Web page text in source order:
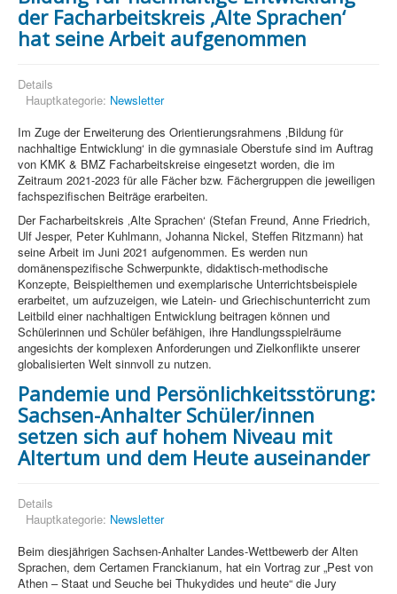
der Facharbeitskreis ‚Alte Sprachen‘
hat seine Arbeit aufgenommen
Details
Hauptkategorie: Newsletter
Im Zuge der Erweiterung des Orientierungsrahmens ‚Bildung für
nachhaltige Entwicklung‘ in die gymnasiale Oberstufe sind im Auftrag
von KMK & BMZ Facharbeitskreise eingesetzt worden, die im
Zeitraum 2021-2023 für alle Fächer bzw. Fächergruppen die jeweiligen
fachspezifischen Beiträge erarbeiten.
Der Facharbeitskreis ‚Alte Sprachen‘ (Stefan Freund, Anne Friedrich,
Ulf Jesper, Peter Kuhlmann, Johanna Nickel, Steffen Ritzmann) hat
seine Arbeit im Juni 2021 aufgenommen. Es werden nun
domänenspezifische Schwerpunkte, didaktisch-methodische
Konzepte, Beispielthemen und exemplarische Unterrichtsbeispiele
erarbeitet, um aufzuzeigen, wie Latein- und Griechischunterricht zum
Leitbild einer nachhaltigen Entwicklung beitragen können und
Schülerinnen und Schüler befähigen, ihre Handlungsspielräume
angesichts der komplexen Anforderungen und Zielkonflikte unserer
globalisierten Welt sinnvoll zu nutzen.
Pandemie und Persönlichkeitsstörung:
Sachsen-Anhalter Schüler/innen
setzen sich auf hohem Niveau mit
Altertum und dem Heute auseinander
Details
Hauptkategorie: Newsletter
Beim diesjährigen Sachsen-Anhalter Landes-Wettbewerb der Alten
Sprachen, dem Certamen Franckianum, hat ein Vortrag zur „Pest von
Athen – Staat und Seuche bei Thukydides und heute“ die Jury